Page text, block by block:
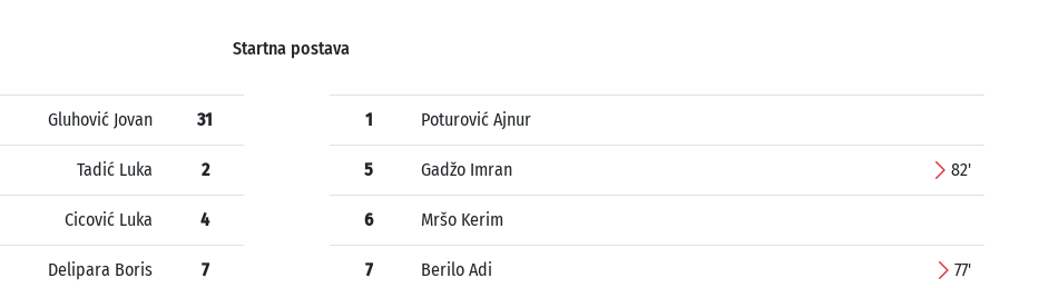
Startna postava
Gluhović Jovan 31
Tadić Luka 2
Cicović Luka 4
Delipara Boris 7
1 Poturović Ajnur
5 Gadžo Imran 82'
6 Mršo Kerim
7 Berilo Adi 77'